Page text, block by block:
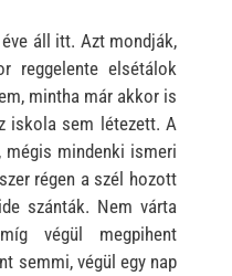
áll itt. Azt mondják,
reggelente elsétálok
mintha már akkor is
iskola sem létezett. A
mindenki ismeri
régen a szél hozott
szánták. Nem várta
végül megpihent
semmi, végül egy nap